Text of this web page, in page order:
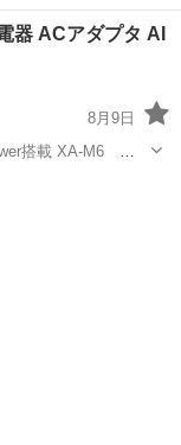
器 ACアダプタ AI
8月9日
搭載 XA-M6